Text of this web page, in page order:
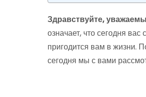
Здравствуйте,
означает, что сегодня
пригодится вам в жизни.
сегодня мы с вами